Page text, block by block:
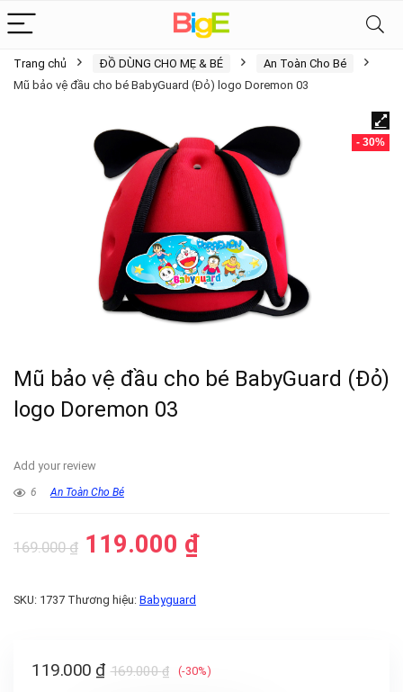
Trang chủ ĐỒ DÙNG CHO MẸ & BÉ
An Toàn Cho Bé
Mũ bảo vệ đầu cho bé BabyGuard (Đỏ) logo Doremon 03
- 30%
Mũ bảo vệ đầu cho bé BabyGuard (Đỏ)
logo Doremon 03
Add your review
6 An Toàn Cho Bé
169.000₫ 119.000 ₫
SKU: 1737 Thương hiệu: Babyguard
169.000₫
119.000 ₫ (-30%)